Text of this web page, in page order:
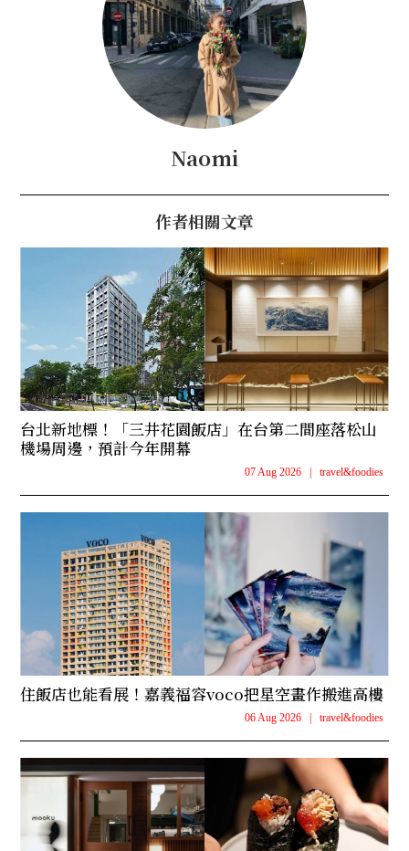
Naomi
作者相關文章
台北新地標！「三井花園飯店」在台第二間座落松山
機場周邊，預計今年開幕
07 Aug 2026 travel&foodies
住飯店也能看展！嘉義福容voco把星空畫作搬進高樓
06 Aug 2026 travel&foodies